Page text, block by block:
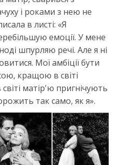
і роками з нею не
в листі: «Я
емоції. У мене
шпурляю речі. Але я ні
Мої амбіції бути
кращою в світі
матір'ю пригнічують
так само, як я».